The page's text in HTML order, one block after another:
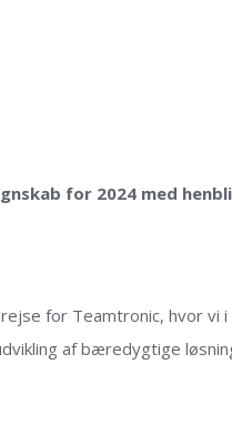
for 2024 med
for Teamtronic, hvor vi
af bæredygtige